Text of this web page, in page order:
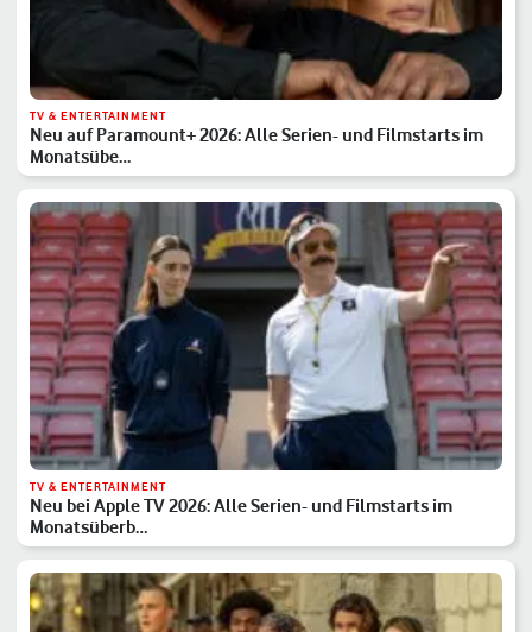
TV & ENTERTAINMENT
Neu auf Paramount+ 2026: Alle Serien- und Filmstarts im
Monatsübe…
TV & ENTERTAINMENT
Neu bei Apple TV 2026: Alle Serien- und Filmstarts im
Monatsüberb…